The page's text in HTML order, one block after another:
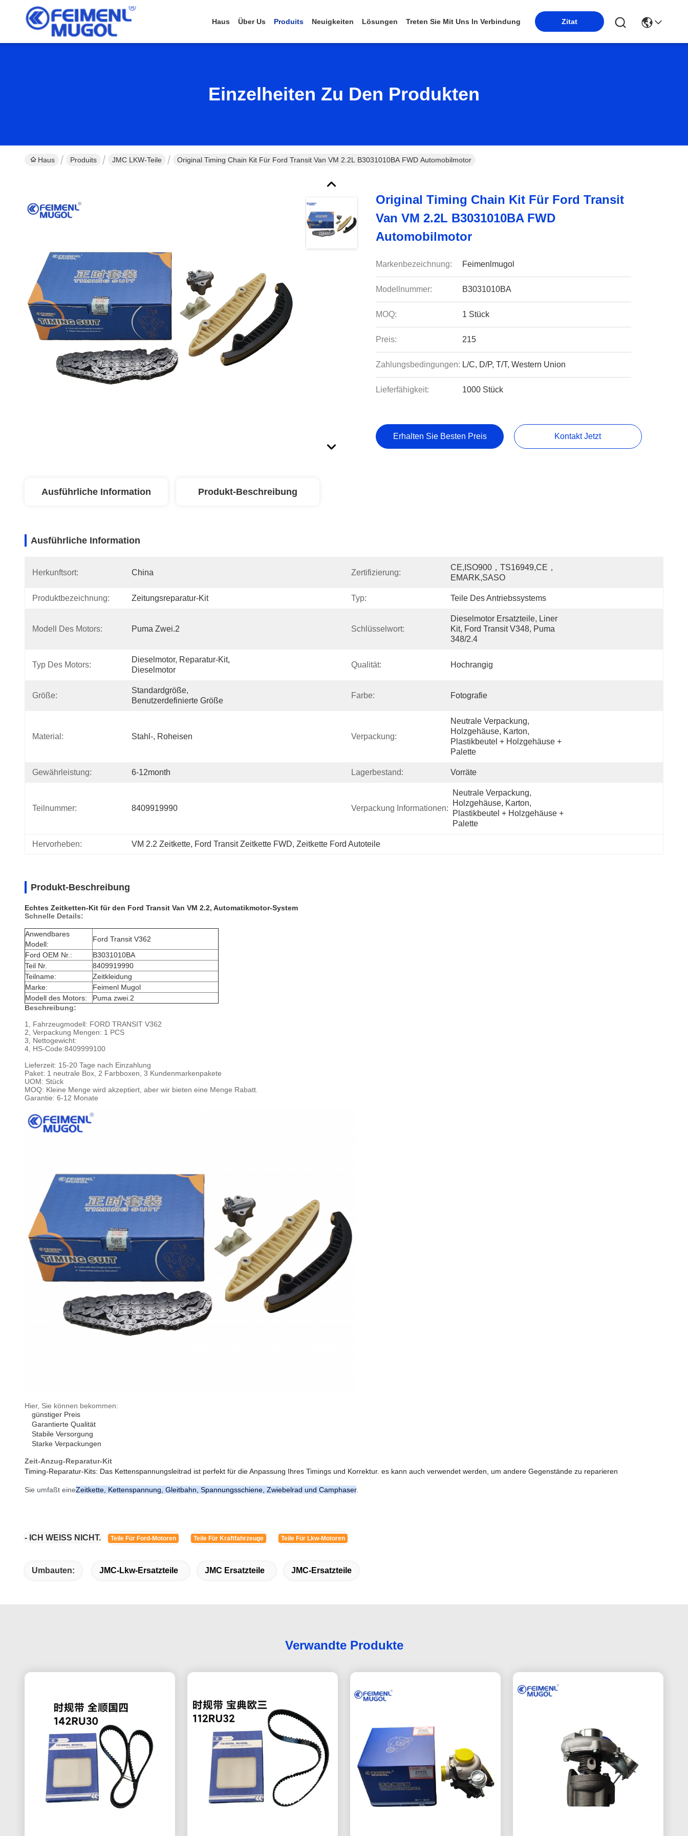
Haus Über Us Produits Neuigkeiten Lösungen Treten Sie Mit Uns In Verbindung Zitat
Einzelheiten Zu Den Produkten
Haus Produits JMC LKW-Teile Original Timing Chain Kit Für Ford Transit Van VM 2.2L B3031010BA FWD Automobilmotor
Original Timing Chain Kit Für Ford Transit
Van VM 2.2L B3031010BA FWD
Automobilmotor
Markenbezeichnung: Feimenlmugol
Modellnummer: B3031010BA
MOQ: 1 Stück
Preis: 215
Zahlungsbedingungen: L/C, D/P, T/T, Western Union
Lieferfähigkeit: 1000 Stück
Erhalten Sie Besten Preis Kontakt Jetzt
Ausführliche Information Produkt-Beschreibung
Ausführliche Information
Herkunftsort: China Zertifizierung:
CE,ISO900，TS16949,CE，
EMARK,SASO
Produktbezeichnung: Zeitungsreparatur-Kit Typ: Teile Des Antriebssystems
Modell Des Motors: Puma Zwei.2 Schlüsselwort:
Dieselmotor Ersatzteile, Liner
Kit, Ford Transit V348, Puma
348/2.4
Typ Des Motors:
Dieselmotor, Reparatur-Kit,
Dieselmotor
Qualität: Hochrangig
Größe:
Standardgröße,
Benutzerdefinierte Größe
Farbe: Fotografie
Material: Stahl-, Roheisen Verpackung:
Neutrale Verpackung,
Holzgehäuse, Karton,
Plastikbeutel + Holzgehäuse +
Palette
Gewährleistung: 6-12month Lagerbestand: Vorräte
Teilnummer: 8409919990 Verpackung Informationen:
Neutrale Verpackung,
Holzgehäuse, Karton,
Plastikbeutel + Holzgehäuse +
Palette
Hervorheben: VM 2.2 Zeitkette, Ford Transit Zeitkette FWD, Zeitkette Ford Autoteile
Produkt-Beschreibung
Echtes Zeitketten-Kit für den Ford Transit Van VM 2.2, Automatikmotor-System
Schnelle Details:
Anwendbares
Modell:
Ford Transit V362
Ford OEM Nr.:
B3031010BA
Teil Nr.
8409919990
Teilname:
Zeitkleidung
Marke:
Feimenl Mugol
Modell des Motors:
Puma zwei.2
Beschreibung:
1, Fahrzeugmodell: FORD TRANSIT V362
2, Verpackung Mengen: 1 PCS
3, Nettogewicht:
4, HS-Code:8409999100
Lieferzeit: 15-20 Tage nach Einzahlung
Paket: 1 neutrale Box, 2 Farbboxen, 3 Kundenmarkenpakete
UOM: Stück
MOQ: Kleine Menge wird akzeptiert, aber wir bieten eine Menge Rabatt.
Garantie: 6-12 Monate
Hier, Sie können bekommen:
günstiger Preis
Garantierte Qualität
Stabile Versorgung
Starke Verpackungen
Zeit-Anzug-Reparatur-Kit
Timing-Reparatur-Kits: Das Kettenspannungsleitrad ist perfekt für die Anpassung Ihres Timings und Korrektur. es kann auch verwendet werden, um andere Gegenstände zu reparieren
Sie umfaßt eineZeitkette, Kettenspannung, Gleitbahn, Spannungsschiene, Zwiebelrad und Camphaser.
- ICH WEISS NICHT. Teile Für Ford-Motoren Teile Für Kraftfahrzeuge Teile Für Lkw-Motoren
Umbauten: JMC-Lkw-Ersatzteile JMC Ersatzteile JMC-Ersatzteile
Verwandte Produkte